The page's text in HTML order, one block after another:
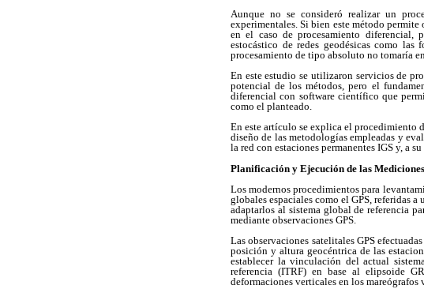
Aunque no se consideró realizar un
experimentales. Si bien este método permite
en el caso de procesamiento diferencial,
estocástico de redes geodésicas como
procesamiento de tipo absoluto no tomaría
En este estudio se utilizaron servicios de
potencial de los métodos, pero el
diferencial con software científico que
como el planteado.
En este artículo se explica el procedimiento
diseño de las metodologías empleadas y
la red con estaciones permanentes IGS y, a
Planificación y Ejecución de las Mediciones
Los modernos procedimientos para
globales espaciales como el GPS, referidas
adaptarlos al sistema global de referencia
mediante observaciones GPS.
Las observaciones satelitales GPS
posición y altura geocéntrica de las
establecer la vinculación del actual
referencia (ITRF) en base al elipsoide
deformaciones verticales en los mareógrafos